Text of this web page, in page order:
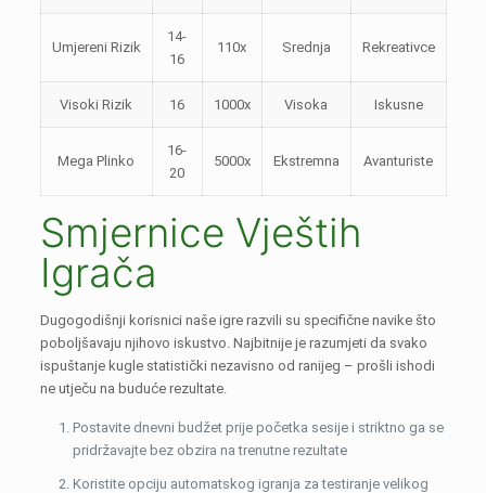
Umjereni Rizik
14-
16
110x Srednja Rekreativce
Visoki Rizik 16 1000x Visoka Iskusne
Mega Plinko
16-
20
5000x Ekstremna Avanturiste
Smjernice Vještih
Igrača
Dugogodišnji korisnici naše igre razvili su specifične navike što
poboljšavaju njihovo iskustvo. Najbitnije je razumjeti da svako
ispuštanje kugle statistički nezavisno od ranijeg – prošli ishodi
ne utječu na buduće rezultate.
Postavite dnevni budžet prije početka sesije i striktno ga se
pridržavajte bez obzira na trenutne rezultate
Koristite opciju automatskog igranja za testiranje velikog